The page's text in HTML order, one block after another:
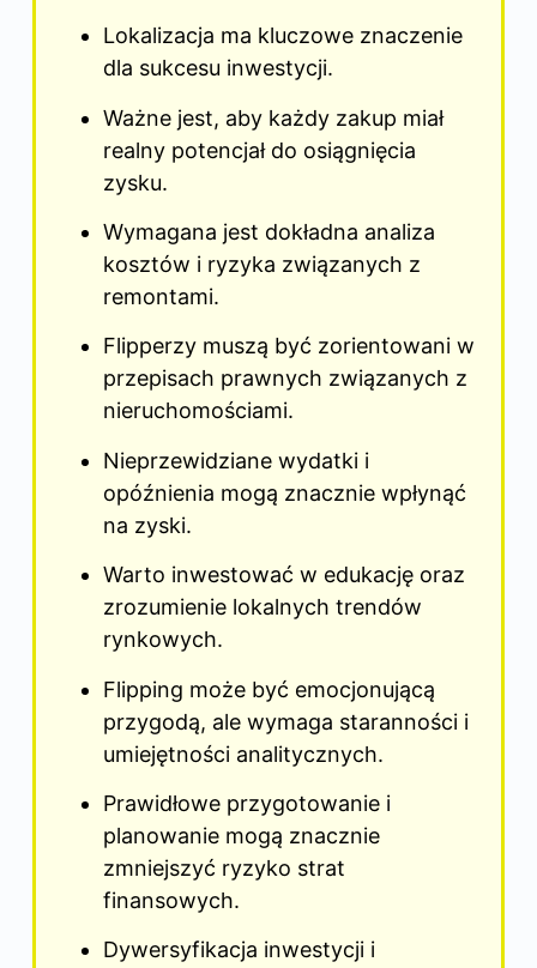
Lokalizacja ma kluczowe znaczenie
dla sukcesu inwestycji.
Ważne jest, aby każdy zakup miał
realny potencjał do osiągnięcia
zysku.
Wymagana jest dokładna analiza
kosztów i ryzyka związanych z
remontami.
Flipperzy muszą być zorientowani w
przepisach prawnych związanych z
nieruchomościami.
Nieprzewidziane wydatki i
opóźnienia mogą znacznie wpłynąć
na zyski.
Warto inwestować w edukację oraz
zrozumienie lokalnych trendów
rynkowych.
Flipping może być emocjonującą
przygodą, ale wymaga staranności i
umiejętności analitycznych.
Prawidłowe przygotowanie i
planowanie mogą znacznie
zmniejszyć ryzyko strat
finansowych.
Dywersyfikacja inwestycji i